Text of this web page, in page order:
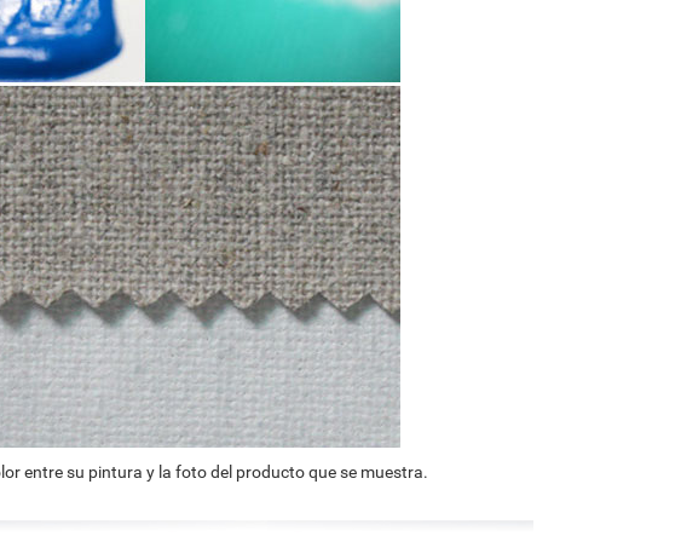
entre su pintura y la foto del producto que se muestra.